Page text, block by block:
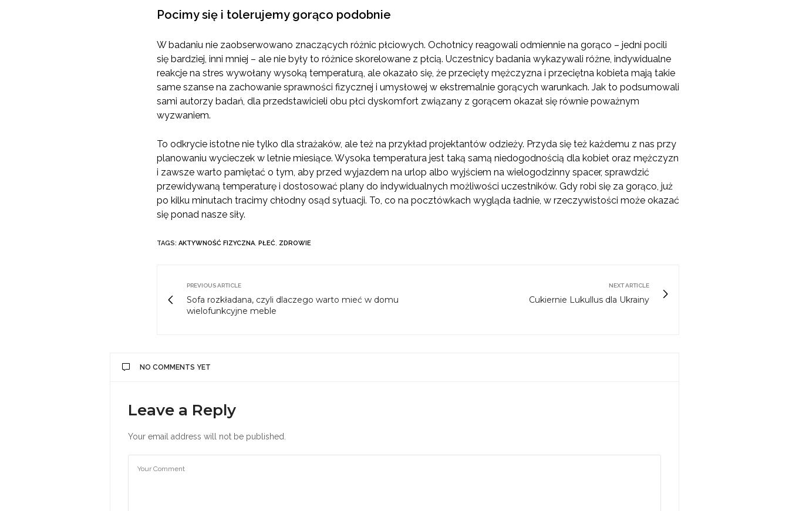
Pocimy się i tolerujemy gorąco podobnie
W badaniu nie zaobserwowano znaczących różnic płciowych. Ochotnicy reagowali odmiennie na gorąco – jedni pocili
się bardziej, inni mniej – ale nie były to różnice skorelowane z płcią. Uczestnicy badania wykazywali różne, indywidualne
reakcje na stres wywołany wysoką temperaturą, ale okazało się, że przecięty mężczyzna i przeciętna kobieta mają takie
same szanse na zachowanie sprawności fizycznej i umysłowej w ekstremalnie gorących warunkach. Jak to podsumowali
sami autorzy badań, dla przedstawicieli obu płci dyskomfort związany z gorącem okazał się równie poważnym
wyzwaniem.
To odkrycie istotne nie tylko dla strażaków, ale też na przykład projektantów odzieży. Przyda się też każdemu z nas przy
planowaniu wycieczek w letnie miesiące. Wysoka temperatura jest taką samą niedogodnością dla kobiet oraz mężczyzn
i zawsze warto pamiętać o tym, aby przed wyjazdem na urlop albo wyjściem na wielogodzinny spacer, sprawdzić
przewidywaną temperaturę i dostosować plany do indywidualnych możliwości uczestników. Gdy robi się za gorąco, już
po kilku minutach tracimy chłodny osąd sytuacji. To, co na pocztówkach wygląda ładnie, w rzeczywistości może okazać
się ponad nasze siły.
TAGS: AKTYWNOŚĆ FIZYCZNA, PŁEĆ, ZDROWIE
PREVIOUS ARTICLE
Sofa rozkładana, czyli dlaczego warto mieć w domu
wielofunkcyjne meble
NEXT ARTICLE
Cukiernie Lukullus dla Ukrainy
NO COMMENTS YET
Leave a Reply
Your email address will not be published.